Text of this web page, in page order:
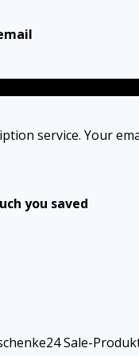
service. Your
you saved
Sale-